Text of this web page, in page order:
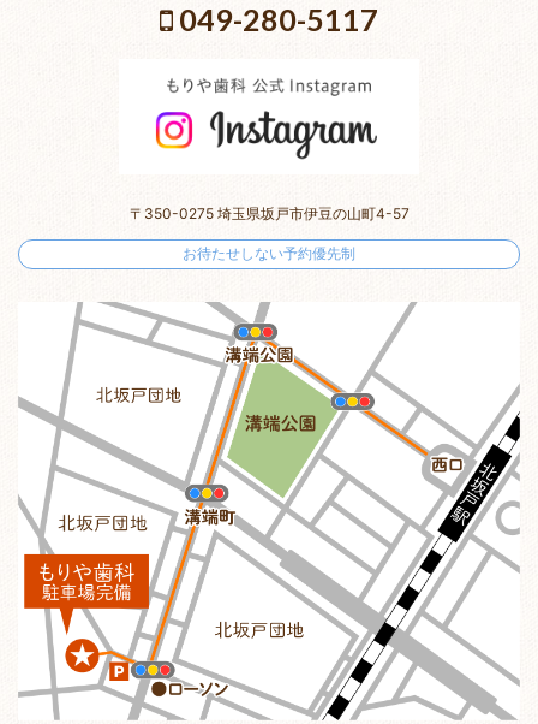
049-280-5117
〒350-0275 埼玉県坂戸市伊豆の山町4-57
お待たせしない予約優先制